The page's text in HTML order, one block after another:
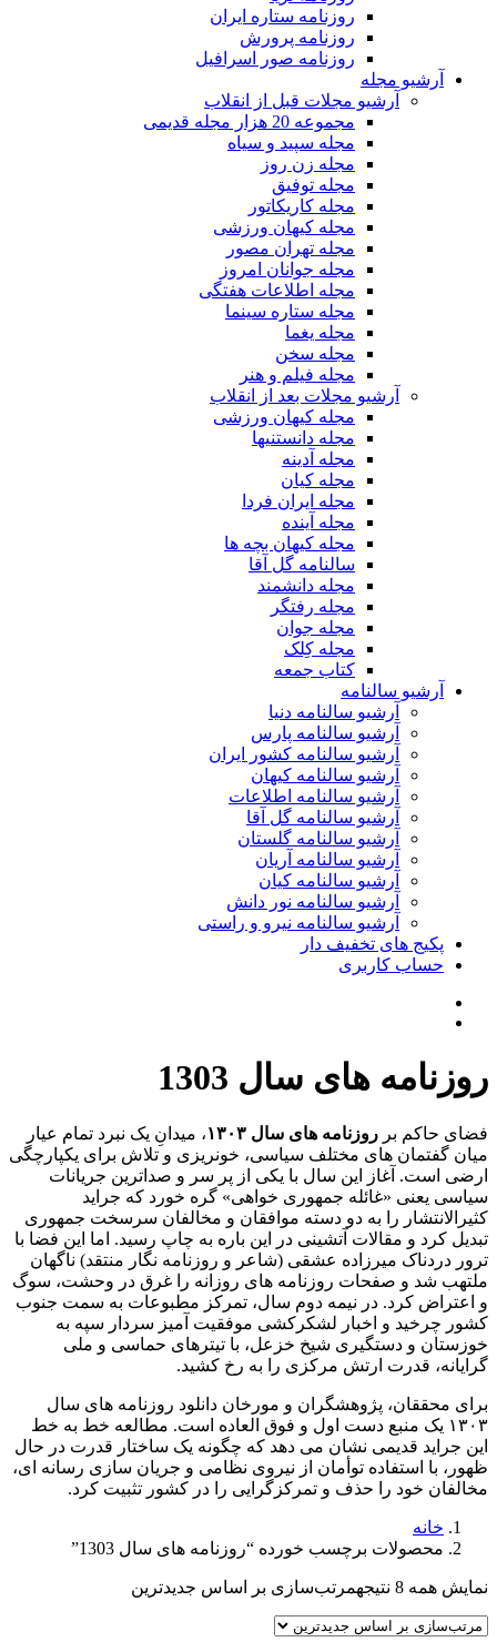
روزنامه ستاره ایران
روزنامه پرورش
روزنامه صور اسرافیل
آرشیو مجله
آرشیو مجلات قبل از انقلاب
مجموعه 20 هزار مجله قدیمی
مجله سپید و سیاه
مجله زن روز
مجله توفیق
مجله کاریکاتور
مجله کیهان ورزشی
مجله تهران مصور
مجله جوانان امروز
مجله اطلاعات هفتگی
مجله ستاره سینما
مجله یغما
مجله سخن
مجله فیلم و هنر
آرشیو مجلات بعد از انقلاب
مجله کیهان ورزشی
مجله دانستنیها
مجله آدینه
مجله کیان
مجله ایران فردا
مجله آینده
مجله کیهان بچه ها
سالنامه گل آقا
مجله دانشمند
مجله رفتگر
مجله جوان
مجله کِلک
کتاب جمعه
آرشیو سالنامه
آرشیو سالنامه دنیا
آرشیو سالنامه پارس
آرشیو سالنامه کشور ایران
آرشیو سالنامه کیهان
آرشیو سالنامه اطلاعات
آرشیو سالنامه گل آقا
آرشیو سالنامه گلستان
آرشیو سالنامه آریان
آرشیو سالنامه کیان
آرشیو سالنامه نور دانش
آرشیو سالنامه نیرو و راستی
پکیج های تخفیف دار
حساب کاربری
روزنامه های سال 1303
فضای حاکم بر روزنامه های سال ۱۳۰۳
، میدانِ یک نبرد تمام عیار
میان گفتمان های مختلف سیاسی، خونریزی و تلاش برای یکپارچگی
ارضی است. آغاز این سال با یکی از پر سر و صداترین جریانات
سیاسی یعنی «غائله جمهوری خواهی» گره خورد که جراید
کثیرالانتشار را به دو دسته موافقان و مخالفان سرسخت جمهوری
تبدیل کرد و مقالات آتشینی در این باره به چاپ رسید. اما این فضا با
ترور دردناک میرزاده عشقی (شاعر و روزنامه نگار منتقد) ناگهان
ملتهب شد و صفحات روزنامه های روزانه را غرق در وحشت، سوگ
و اعتراض کرد. در نیمه دوم سال، تمرکز مطبوعات به سمت جنوب
کشور چرخید و اخبار لشکرکشی موفقیت آمیز سردار سپه به
خوزستان و دستگیری شیخ خزعل، با تیترهای حماسی و ملی
گرایانه، قدرت ارتش مرکزی را به رخ کشید.
برای محققان، پژوهشگران و مورخان دانلود روزنامه های سال
۱۳۰۳ یک منبع دست اول و فوق العاده است. مطالعه خط به خط
این جراید قدیمی نشان می دهد که چگونه یک ساختار قدرت در حال
ظهور، با استفاده توأمان از نیروی نظامی و جریان سازی رسانه ای،
مخالفان خود را حذف و تمرکزگرایی را در کشور تثبیت کرد.
خانه
محصولات برچسب خورده “روزنامه های سال 1303”
نمایش همه 8 نتیجه مرتب‌سازی بر اساس جدیدترین